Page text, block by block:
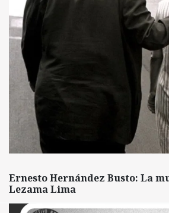
Ernesto Hernández Busto: La
Lezama Lima